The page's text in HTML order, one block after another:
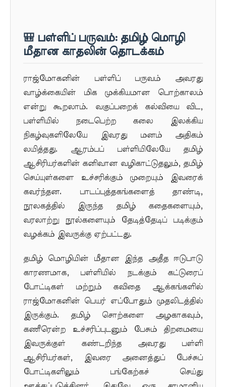
🎒 பள்ளிப் பருவம்: தமிழ் மொழி
மீதான காதலின் தொடக்கம்
ராஜ்மோகனின் பள்ளிப் பருவம் அவரது
வாழ்க்கையின் மிக முக்கியமான பொற்காலம்
என்று கூறலாம். வகுப்பறைக் கல்வியை விட,
பள்ளியில் நடைபெற்ற கலை இலக்கிய
நிகழ்வுகளிலேயே இவரது மனம் அதிகம்
லயித்தது. ஆரம்பப் பள்ளியிலேயே தமிழ்
ஆசிரியர்களின் கனிவான வழிகாட்டுதலும், தமிழ்
செய்யுள்களை உச்சரிக்கும் முறையும் இவரைக்
கவர்ந்தன. பாடப்புத்தகங்களைத் தாண்டி,
நூலகத்தில் இருந்த தமிழ் கதைகளையும்,
வரலாற்று நூல்களையும் தேடித்தேடிப் படிக்கும்
வழக்கம் இவருக்கு ஏற்பட்டது.
தமிழ் மொழியின் மீதான இந்த அதீத ஈடுபாடு
காரணமாக, பள்ளியில் நடக்கும் கட்டுரைப்
போட்டிகள் மற்றும் கவிதை ஆக்கங்களில்
ராஜ்மோகனின் பெயர் எப்போதும் முதலிடத்தில்
இருக்கும். தமிழ் சொற்களை அழகாகவும்,
கணீரென்ற உச்சரிப்புடனும் பேசும் திறமையை
இவருக்குள் கண்டறிந்த அவரது பள்ளி
ஆசிரியர்கள், இவரை அனைத்துப் பேச்சுப்
போட்டிகளிலும் பங்கேற்கச் செய்து